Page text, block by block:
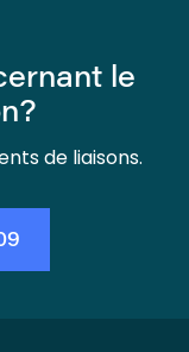
le
de liaisons.